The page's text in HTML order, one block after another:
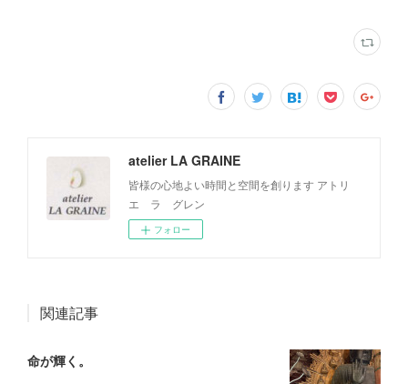
atelier LA GRAINE
皆様の心地よい時間と空間を創ります アトリ
エ ラ グレン
フォロー
関連記事
命が輝く。